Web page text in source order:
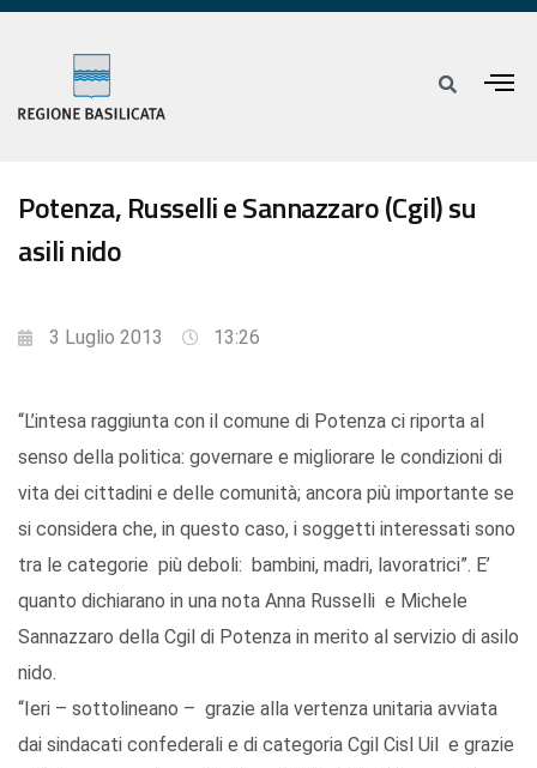
Potenza, Russelli e Sannazzaro (Cgil) su
asili nido
3 Luglio 2013 13:26
“L’intesa raggiunta con il comune di Potenza ci riporta al
senso della politica: governare e migliorare le condizioni di
vita dei cittadini e delle comunità; ancora più importante se
si considera che, in questo caso, i soggetti interessati sono
tra le categorie più deboli: bambini, madri, lavoratrici”. E’
quanto dichiarano in una nota Anna Russelli e Michele
Sannazzaro della Cgil di Potenza in merito al servizio di asilo
nido.
“Ieri – sottolineano – grazie alla vertenza unitaria avviata
dai sindacati confederali e di categoria Cgil Cisl Uil e grazie